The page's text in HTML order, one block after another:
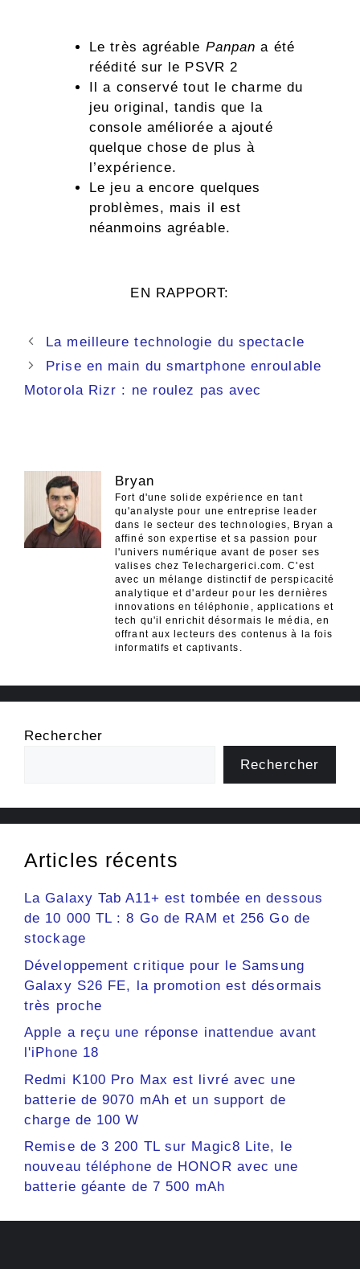
Le très agréable Panpana été
réédité sur le PSVR 2
Il a conservé tout le charme du
jeu original, tandis que la
console améliorée a ajouté
quelque chose de plus à
l’expérience.
Le jeu a encore quelques
problèmes, mais il est
néanmoins agréable.
EN RAPPORT:
Navigation
des
La meilleure technologie du spectacle
Prise en main du smartphone enroulable
Motorola Rizr : ne roulez pas avec
Bryan
Fort d'une solide expérience en tant
qu'analyste pour une entreprise leader
dans le secteur des technologies, Bryan a
affiné son expertise et sa passion pour
l'univers numérique avant de poser ses
valises chez Telechargerici.com. C'est
avec un mélange distinctif de perspicacité
analytique et d'ardeur pour les dernières
innovations en téléphonie, applications et
tech qu'il enrichit désormais le média, en
offrant aux lecteurs des contenus à la fois
informatifs et captivants.
Rechercher
Rechercher
Articles récents
La Galaxy Tab A11+ est tombée en dessous
de 10 000 TL : 8 Go de RAM et 256 Go de
stockage
Développement critique pour le Samsung
Galaxy S26 FE, la promotion est désormais
très proche
Apple a reçu une réponse inattendue avant
l'iPhone 18
Redmi K100 Pro Max est livré avec une
batterie de 9070 mAh et un support de
charge de 100 W
Remise de 3 200 TL sur Magic8 Lite, le
nouveau téléphone de HONOR avec une
batterie géante de 7 500 mAh